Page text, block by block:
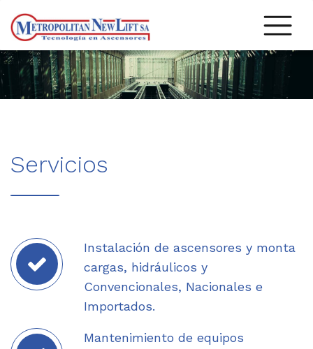
Servicios
Instalación de ascensores y monta
cargas, hidráulicos y
Convencionales, Nacionales e
Importados.
Mantenimiento de equipos